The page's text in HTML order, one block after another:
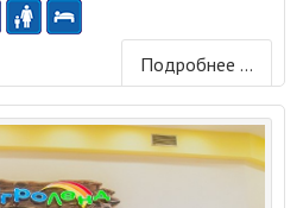
Подробнее ...